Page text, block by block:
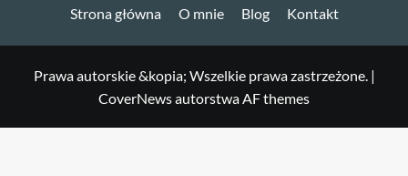
Strona główna O mnie Blog Kontakt
Prawa autorskie &kopia; Wszelkie prawa zastrzeżone. |
CoverNewsautorstwa AF themes